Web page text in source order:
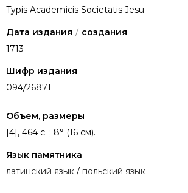
Typis Academicis Societatis Jesu
Дата издания / создания
1713
Шифр издания
094/26871
Объем, размеры
[4], 464 c. ; 8° (16 см).
Язык памятника
латинский язык / польский язык